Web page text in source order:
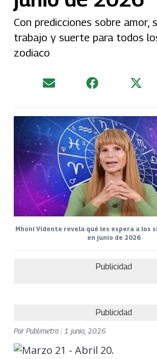
Con predicciones sobre amor,
trabajo y suerte para todos
zodiaco
Mhoni Vidente revela qué les espera a los
en junio de 2026
Publicidad
Publicidad
PorPublimetro 1 junio, 2026